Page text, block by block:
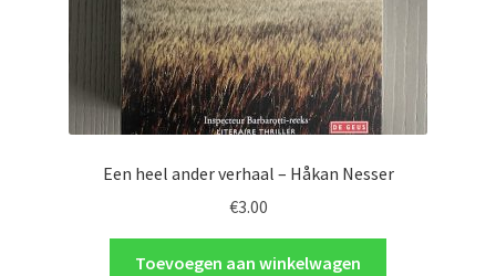
Een heel ander verhaal – Håkan Nesser
€3.00
Toevoegen aan winkelwagen